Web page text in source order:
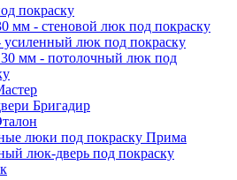
покраску
мм - стеновой люк под покраску
люк под покраску
мм - потолочный люк под
Бригадир
люки под покраску Прима
люк-дверь под покраску